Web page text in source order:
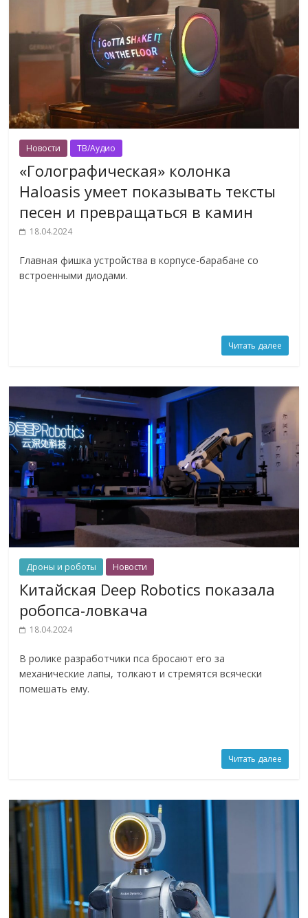
Новости ТВ/Аудио
«Голографическая» колонка
Haloasis умеет показывать тексты
песен и превращаться в камин
18.04.2024
Главная фишка устройства в корпусе-барабане со
встроенными диодами.
Читать далее
Дроны и роботы Новости
Китайская Deep Robotics показала
робопса-ловкача
18.04.2024
В ролике разработчики пса бросают его за
механические лапы, толкают и стремятся всячески
помешать ему.
Читать далее